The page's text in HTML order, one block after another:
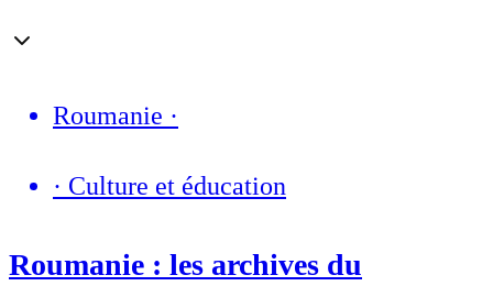
Roumanie ·
· Culture et éducation
Roumanie : les archives du